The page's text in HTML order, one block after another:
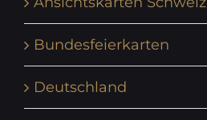
Bundesfeierkarten
Deutschland